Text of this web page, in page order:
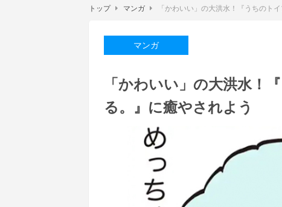
トップ マンガ 「かわいい」の大洪水！『うちのト
マンガ
「かわいい」の大洪水！
る。』に癒やされよう